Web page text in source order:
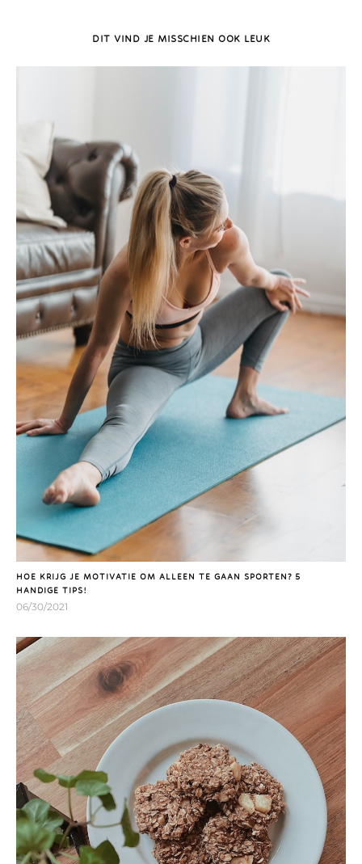
DIT VIND JE MISSCHIEN OOK LEUK
HOE KRIJG JE MOTIVATIE OM ALLEEN TE GAAN SPORTEN? 5
HANDIGE TIPS!
06/30/2021